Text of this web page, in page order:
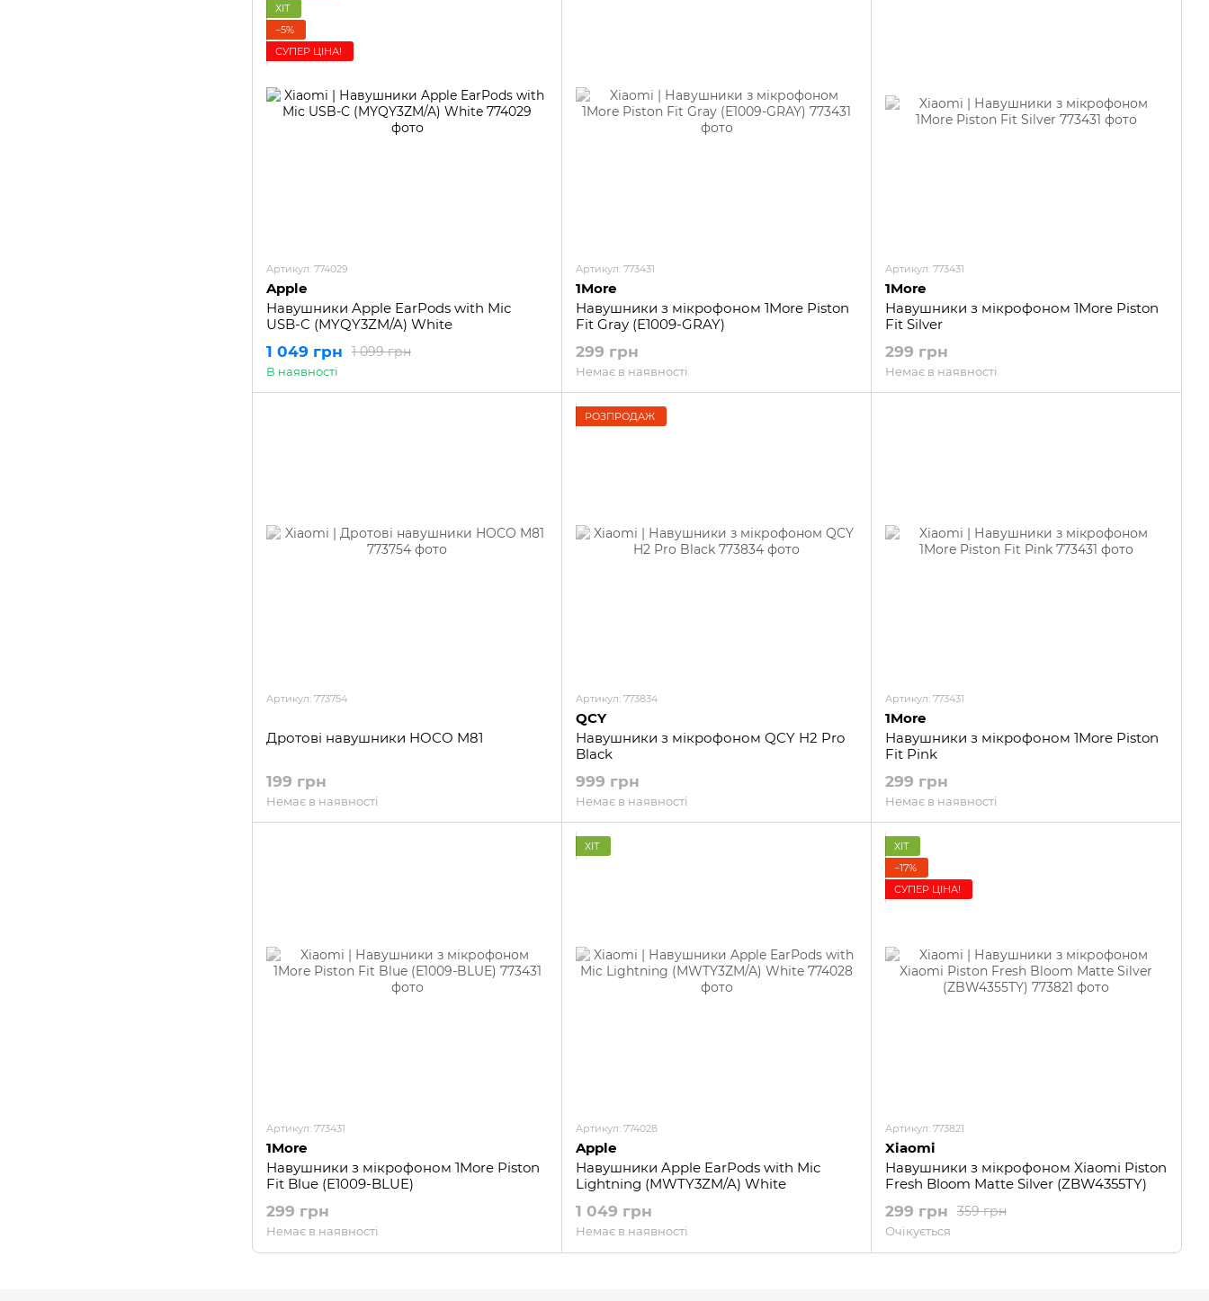
ХІТ
−5%
СУПЕР ЦІНА!
Артикул: 774029
Apple
Навушники Apple EarPods with Mic
USB-C (MYQY3ZM/A) White
1 099 грн
1 049 грн
В наявності
Артикул: 773431
1More
Навушники з мікрофоном 1More Piston
Fit Gray (E1009-GRAY)
299 грн
Немає в наявності
Артикул: 773431
1More
Навушники з мікрофоном 1More Piston
Fit Silver
299 грн
Немає в наявності
Артикул: 773754
Дротові навушники HOCO M81
199 грн
Немає в наявності
РОЗПРОДАЖ
Артикул: 773834
QCY
Навушники з мікрофоном QCY H2 Pro
Black
999 грн
Немає в наявності
Артикул: 773431
1More
Навушники з мікрофоном 1More Piston
Fit Pink
299 грн
Немає в наявності
Артикул: 773431
1More
Навушники з мікрофоном 1More Piston
Fit Blue (E1009-BLUE)
299 грн
Немає в наявності
ХІТ
Артикул: 774028
Apple
Навушники Apple EarPods with Mic
Lightning (MWTY3ZM/A) White
1 049 грн
Немає в наявності
ХІТ
−17%
СУПЕР ЦІНА!
Артикул: 773821
Xiaomi
Навушники з мікрофоном Xiaomi Piston
Fresh Bloom Matte Silver (ZBW4355TY)
359 грн
299 грн
Очікується